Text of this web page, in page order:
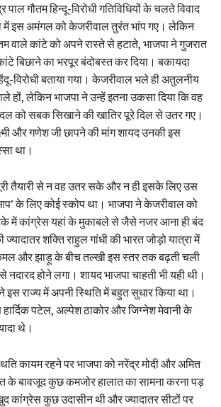
पाल गौतम हिन्दू-विरोधी गतिविधियों के चलते विवाद
में इस अमंगल को केजरीवाल तुरंत भांप गए। लेकिन
वाले कांटे को अपने रास्ते से हटाते, भाजपा ने गुजरात
बिछाने का भरपूर बंदोबस्त कर दिया। बकायदा
विरोधी बताया गया। केजरीवाल भले ही अतुलनीय
हों, लेकिन भाजपा ने उन्हें इतना उकसा दिया कि वह
को सबक सिखाने की खातिर पूरे दिल से उतर गए।
और गणेश जी छापने की मांग शायद उनकी इस
था।
तैयारी से न वह उतर सके और न ही इसके लिए उस
के लिए कोई स्कोप था। भाजपा ने केजरीवाल को
में कांग्रेस यहां के मुकाबले से जैसे नजर आना ही बंद
ज्यादातर शक्ति राहुल गांधी की भारत जोड़ो यात्रा में
और झाड़ू के बीच तल्खी इस स्तर तक बढ़ती चली
नदारद होने लगा। शायद भाजपा चाहती भी यही थी।
इस राज्य में अपनी स्थिति में बहुत सुधार किया था।
पटेल, अल्पेश ठाकोर और जिग्नेश मेवानी के
थे।
कायम रहने पर भाजपा को नरेंद्र मोदी और अमित
के बावजूद कुछ कमजोर हालात का सामना करना पड़
कांग्रेस कुछ उदासीन थी और ज्यादातर सीटों पर